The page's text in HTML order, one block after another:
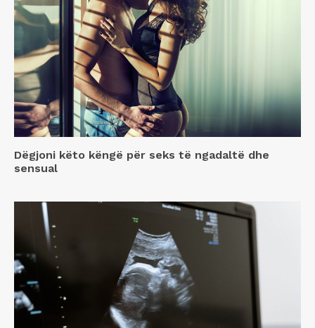
Dëgjoni këto këngë për seks të ngadaltë dhe
sensual